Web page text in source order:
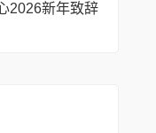
2026新年致辞